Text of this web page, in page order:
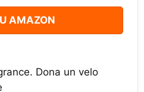
AMAZON
Dona un velo